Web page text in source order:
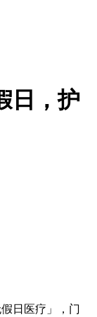
日，护
日医疗」，门